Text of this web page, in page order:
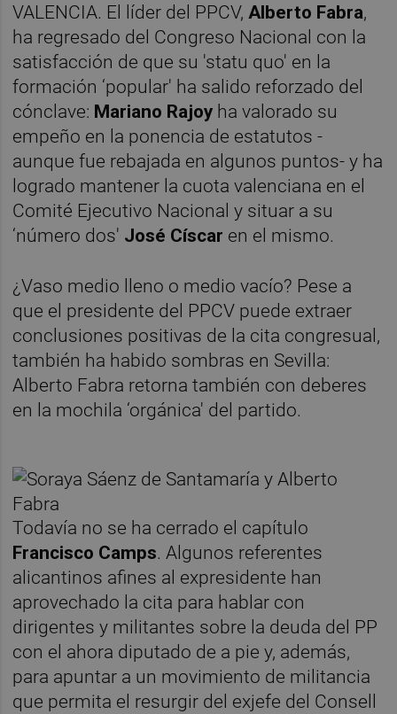
VALENCIA. El líder del PPCV, Alberto Fabra,
ha regresado del Congreso Nacional con la
satisfacción de que su 'statu quo' en la
formación ‘popular' ha salido reforzado del
cónclave: Mariano Rajoy ha valorado su
empeño en la ponencia de estatutos -
aunque fue rebajada en algunos puntos- y ha
logrado mantener la cuota valenciana en el
Comité Ejecutivo Nacional y situar a su
‘número dos' José Císcar en el mismo.
¿Vaso medio lleno o medio vacío? Pese a
que el presidente del PPCV puede extraer
conclusiones positivas de la cita congresual,
también ha habido sombras en Sevilla:
Alberto Fabra retorna también con deberes
en la mochila ‘orgánica' del partido.
Todavía no se ha cerrado el capítulo
Francisco Camps. Algunos referentes
alicantinos afines al expresidente han
aprovechado la cita para hablar con
dirigentes y militantes sobre la deuda del PP
con el ahora diputado de a pie y, además,
para apuntar a un movimiento de militancia
que permita el resurgir del exjefe del Consell